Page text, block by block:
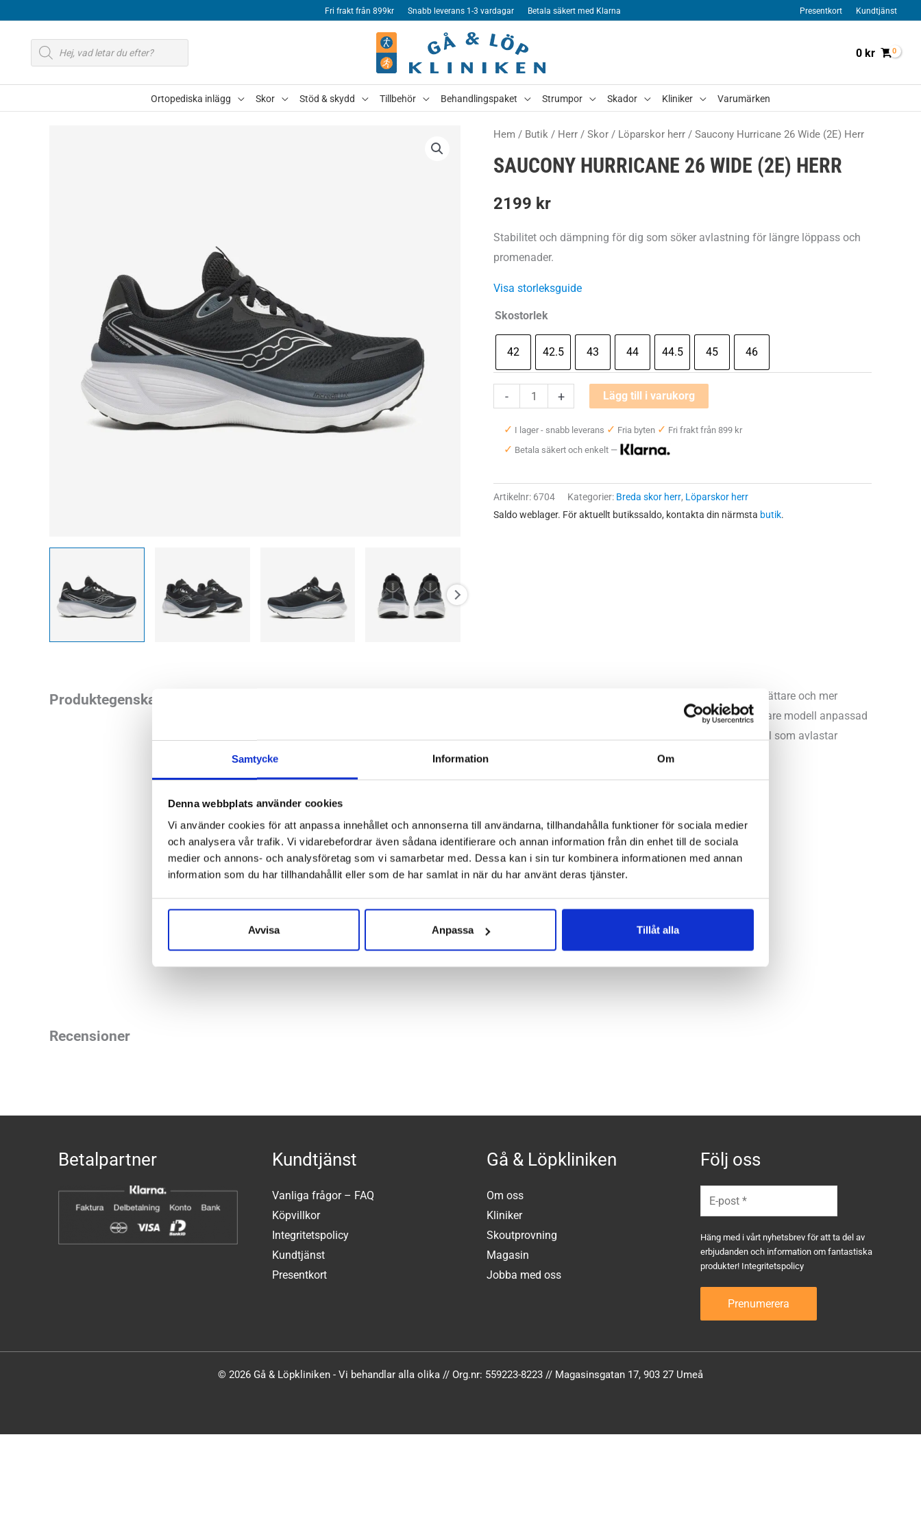
Samtycke Information Om
Denna webbplats använder cookies
Vi använder cookies för att anpassa innehållet och annonserna till användarna, tillhandahålla funktioner för sociala medier
och analysera vår trafik. Vi vidarebefordrar även sådana identifierare och annan information från din enhet till de sociala
medier och annons- och analysföretag som vi samarbetar med. Dessa kan i sin tur kombinera informationen med annan
information som du har tillhandahållit eller som de har samlat in när du har använt deras tjänster.
Avvisa Anpassa Tillåt alla
Fri frakt från 899kr Snabb leverans 1-3 vardagar Betala säkert med Klarna Presentkort Kundtjänst
Produktsökning
0 kr
Ortopediska inlägg Skor Stöd & skydd Tillbehör Behandlingspaket Strumpor Skador Kliniker Varumärken
Hem / Butik / Herr / Skor / Löparskor herr / Saucony Hurricane 26 Wide (2E) Herr
SAUCONY HURRICANE 26 WIDE (2E) HERR
2199 kr
Stabilitet och dämpning för dig som söker avlastning för längre löppass och
promenader.
Visa storleksguide
Skostorlek
42 42.5 43 44 44.5 45 46
-
Saucony
Hurricane
Wide
Herr
mängd
+ Lägg till i varukorg
✓ I lager - snabb leverans ✓ Fria byten ✓ Fri frakt från 899 kr
✓ Betala säkert och enkelt —
Artikelnr: 6704 Kategorier: Breda skor herr, Löparskor herr
Saldo weblager. För aktuellt butikssaldo, kontakta din närmsta butik.
Produktegenskaper
Saucony Hurricane 26 Wide har uppdaterats fint med nytt material i mellansulan. Det nya materialet incrediLUX är lättare och mer
hållbart stötdämpande över tid än sin föregångare. Wide (2E) innebär att den här versionen av Hurricane är en bredare modell anpassad
för dig som vill ha mer utrymme i skorna. Hurricane 26 Wide ger riktigt bra dämpning och stabilitet, den är en modell som avlastar
underbart och anpassats suveränt för längre löppass och promenader. Byggd för dig med ett pronerande löpsteg.
Stabilitet:Pronation
Vikt:262 g
Höjd:Häl 41 mm – Framfot 35 mm
Sauconys artikelnummer:101102
Butiker:Umeå
Recensioner
Betalpartner Kundtjänst
Vanliga frågor – FAQ
Köpvillkor
Integritetspolicy
Kundtjänst
Presentkort
Gå & Löpkliniken
Om oss
Kliniker
Skoutprovning
Magasin
Jobba med oss
Följ oss
Häng med i vårt nyhetsbrev för att ta del av
erbjudanden och information om fantastiska
produkter! Integritetspolicy
© 2026 Gå & Löpkliniken - Vi behandlar alla olika // Org.nr: 559223-8223 // Magasinsgatan 17, 903 27 Umeå